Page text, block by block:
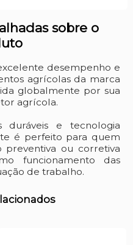
sobre o
desempenho e
agrícolas da marca
globalmente por sua
agrícola.
duráveis e tecnologia
é perfeito para quem
preventiva ou corretiva
funcionamento das
de trabalho.